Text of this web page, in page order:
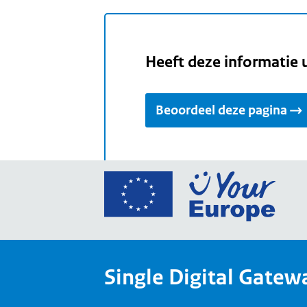
Heeft deze informatie
Beoordeel deze pagina
Ga
Your
Single Digital